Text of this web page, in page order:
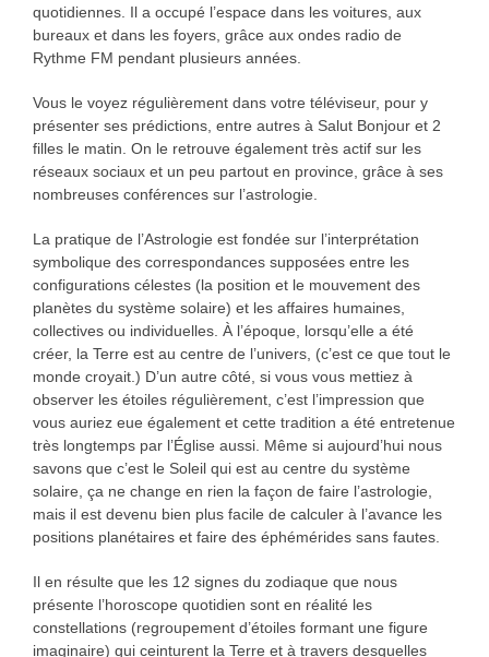
quotidiennes. Il a occupé l’espace dans les voitures, aux
bureaux et dans les foyers, grâce aux ondes radio de
Rythme FM pendant plusieurs années.
Vous le voyez régulièrement dans votre téléviseur, pour y
présenter ses prédictions, entre autres à Salut Bonjour et 2
filles le matin. On le retrouve également très actif sur les
réseaux sociaux et un peu partout en province, grâce à ses
nombreuses conférences sur l’astrologie.
La pratique de l’Astrologie est fondée sur l’interprétation
symbolique des correspondances supposées entre les
configurations célestes (la position et le mouvement des
planètes du système solaire) et les affaires humaines,
collectives ou individuelles. À l’époque, lorsqu’elle a été
créer, la Terre est au centre de l’univers, (c’est ce que tout le
monde croyait.) D’un autre côté, si vous vous mettiez à
observer les étoiles régulièrement, c’est l’impression que
vous auriez eue également et cette tradition a été entretenue
très longtemps par l’Église aussi. Même si aujourd’hui nous
savons que c’est le Soleil qui est au centre du système
solaire, ça ne change en rien la façon de faire l’astrologie,
mais il est devenu bien plus facile de calculer à l’avance les
positions planétaires et faire des éphémérides sans fautes.
Il en résulte que les 12 signes du zodiaque que nous
présente l’horoscope quotidien sont en réalité les
constellations (regroupement d’étoiles formant une figure
imaginaire) qui ceinturent la Terre et à travers desquelles